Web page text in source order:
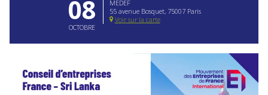
08
OCTOBRE
MEDEF
55 avenue Bosquet, 75007 Paris
Voir sur la carte